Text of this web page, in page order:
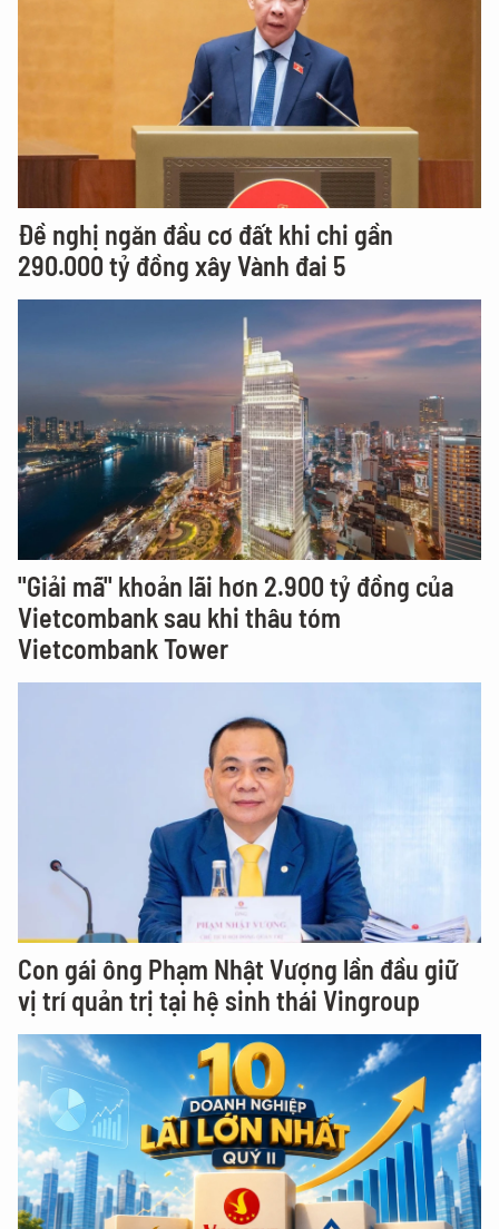
Đề nghị ngăn đầu cơ đất khi chi gần
290.000 tỷ đồng xây Vành đai 5
"Giải mã" khoản lãi hơn 2.900 tỷ đồng của
Vietcombank sau khi thâu tóm
Vietcombank Tower
Con gái ông Phạm Nhật Vượng lần đầu giữ
vị trí quản trị tại hệ sinh thái Vingroup